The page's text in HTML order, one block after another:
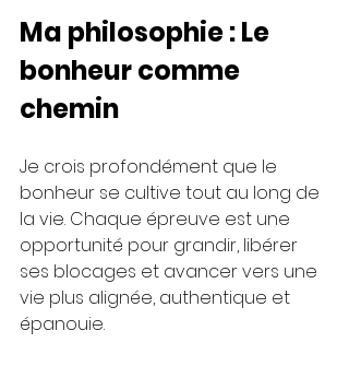
Ma philosophie : Le
bonheur comme
chemin
Je crois profondément que le
bonheur se cultive tout au long de
la vie. Chaque épreuve est une
opportunité pour grandir, libérer
ses blocages et avancer vers une
vie plus alignée, authentique et
épanouie.